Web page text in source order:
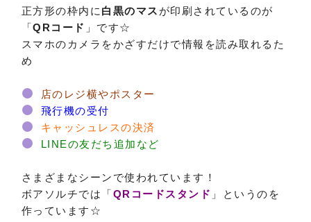
正方形の枠内に 白黒のマス が印刷されているのが
「QRコード 」です☆
スマホのカメラをかざすだけで情報を読み取れるた
め
店のレジ横やポスター
飛行機の受付
キャッシュレスの決済
LINEの友だち追加など
さまざまなシーンで使われています！
ボアソルチでは「QRコードスタンド 」というのを
作っています☆